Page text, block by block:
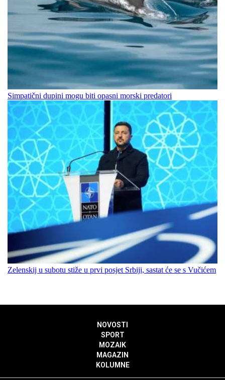
Simpatični dupini mogu biti opasni morski predatori
Zelenskij u subotu stiže u prvi posjet Srbiji, sastat će se s Vučićem
NOVOSTI
SPORT
MOZAIK
MAGAZIN
KOLUMNE